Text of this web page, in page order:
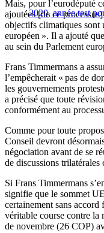
2020, année test
Mais, pour l’eurodéputé
ajoutées [de ce
objectifs climatiques sont
européen ». Il a ajouté
au sein du Parlement
Frans Timmermans a
l’empêcherait « pas de
les gouvernements
a précisé que toute
conformément au
Comme pour toute
Conseil devront
négociation avant de se
de discussions
Si Frans Timmermans
signifie que le sommet
certainement sans
véritable course contre la
de novembre (26 COP)